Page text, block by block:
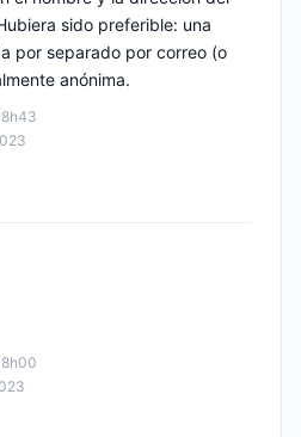
sido preferible: una
por separado por correo (o
anónima.